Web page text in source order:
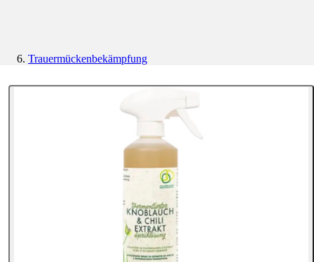
Trauermückenbekämpfung